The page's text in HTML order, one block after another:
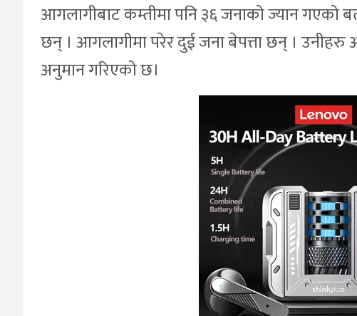
आगलागीबाट कम्तीमा पनि ३६ जनाको ज्यान
छन् । आगलागीमा परेर दुई जना बेपत्ता छन् ।
अनुमान गरिएको छ।